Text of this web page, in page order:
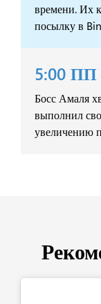
времени. Их
посылку в
5:00 ПП
Босс Амаля
выполнил
увеличению